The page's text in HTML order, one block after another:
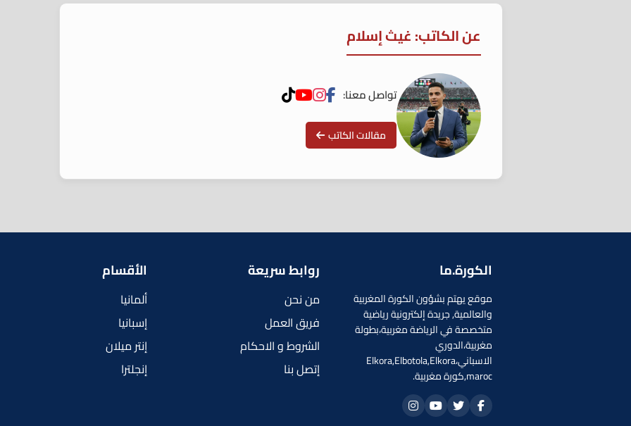
عن الكاتب: غيث إسلام
تواصل معنا:
مقالات الكاتب
الكورة.ما
موقع يهتم بشؤون الكورة المغربية
والعالمية, جريدة إلكترونية رياضية
متخصصة في الرياضة مغربية،بطولة
مغربية،الدوري
الاسباني،Elkora,Elbotola,Elkora
maroc,كورة مغربية.
روابط سريعة
من نحن
فريق العمل
الشروط و الاحكام
إتصل بنا
الأقسام
ألمانيا
إسبانيا
إنتر ميلان
إنجلترا